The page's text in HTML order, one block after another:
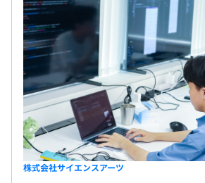
株式会社サイエンスアーツ